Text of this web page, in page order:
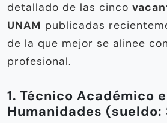
detallado de las cinco
UNAM publicadas
de la que mejor se alinee
profesional.
1. Técnico Académico
Humanidades (sueldo: